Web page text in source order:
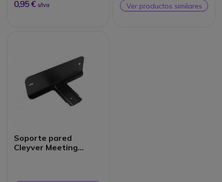
0,95 € s/Iva Ver productos similares
Soporte pared
Cleyver Meeting